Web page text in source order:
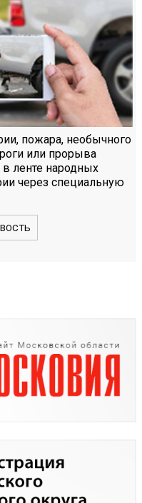
пожара, необычного
или прорыва
ленте народных
через специальную